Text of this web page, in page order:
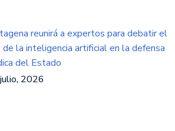
reunirá a expertos para debatir el
de la inteligencia artificial en la defensa
del Estado
2026